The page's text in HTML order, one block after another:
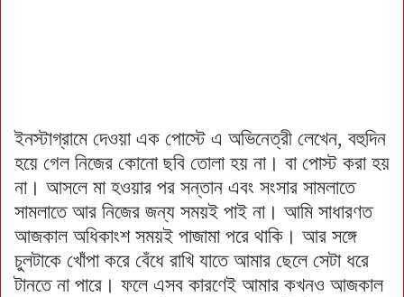
ইনস্টাগ্রামে দেওয়া এক পোস্টে এ অভিনেত্রী লেখেন, বহুদিন
হয়ে গেল নিজের কোনো ছবি তোলা হয় না। বা পোস্ট করা হয়
না। আসলে মা হওয়ার পর সন্তান এবং সংসার সামলাতে
সামলাতে আর নিজের জন্য সময়ই পাই না। আমি সাধারণত
আজকাল অধিকাংশ সময়ই পাজামা পরে থাকি। আর সঙ্গে
চুলটাকে খোঁপা করে বেঁধে রাখি যাতে আমার ছেলে সেটা ধরে
টানতে না পারে। ফলে এসব কারণেই আমার কখনও আজকাল